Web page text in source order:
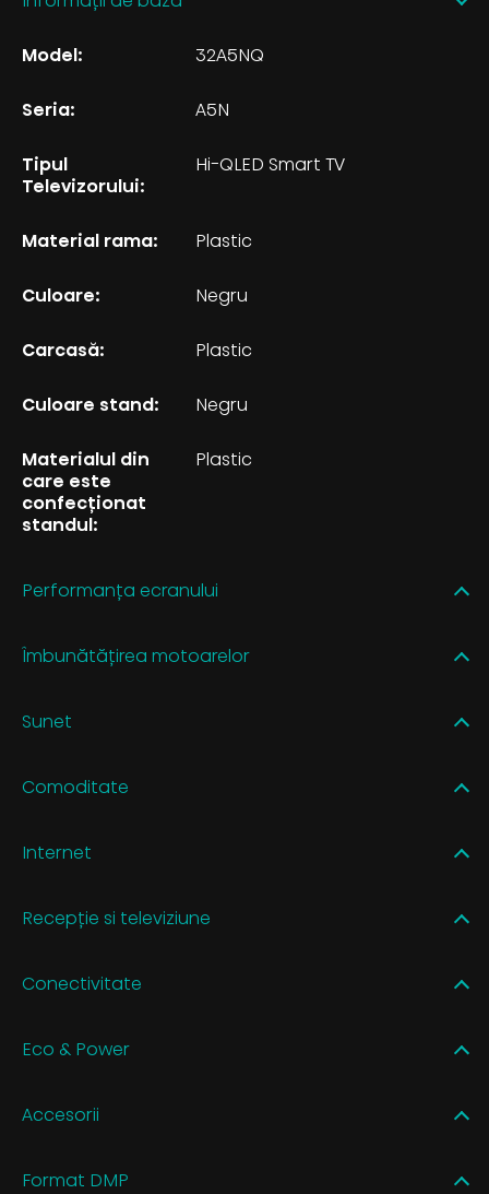
Model: 32A5NQ
Seria: A5N
Tipul
Televizorului:
Hi-QLED Smart TV
Material rama: Plastic
Culoare: Negru
Carcasă: Plastic
Culoare stand: Negru
Materialul din
care este
confecționat
standul:
Plastic
Performanța ecranului
Îmbunătățirea motoarelor
Sunet
Comoditate
Internet
Recepție si televiziune
Conectivitate
Eco & Power
Accesorii
Format DMP